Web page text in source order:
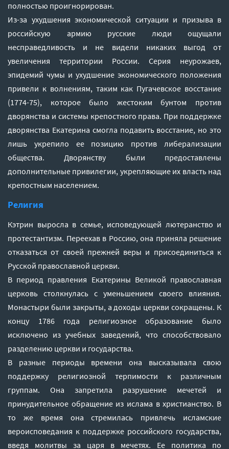
полностью проигнорирован.
Из-за ухудшения экономической ситуации и призыва в
российскую армию русские люди ощущали
несправедливость и не видели никаких выгод от
увеличения территории России. Серия неурожаев,
эпидемий чумы и ухудшение экономического положения
привели к волнениям, таким как Пугачевское восстание
(1774-75), которое было жестоким бунтом против
дворянства и системы крепостного права. При поддержке
дворянства Екатерина смогла подавить восстание, но это
лишь укрепило ее позицию против либерализации
общества. Дворянству были предоставлены
дополнительные привилегии, укрепляющие их власть над
крепостным населением.
Религия
Кэтрин выросла в семье, исповедующей лютеранство и
протестантизм. Переехав в Россию, она приняла решение
отказаться от своей прежней веры и присоединиться к
Русской православной церкви.
В период правления Екатерины Великой православная
церковь столкнулась с уменьшением своего влияния.
Монастыри были закрыты, а доходы церкви сокращены. К
концу 1786 года религиозное образование было
исключено из учебных заведений, что способствовало
разделению церкви и государства.
В разные периоды времени она высказывала свою
поддержку религиозной терпимости к различным
группам. Она запретила разрушение мечетей и
принудительное обращение из ислама в христианство. В
то же время она стремилась привлечь исламские
вероисповедания к поддержке российского государства,
введя молитвы за царя в мечетях. Ее политика по